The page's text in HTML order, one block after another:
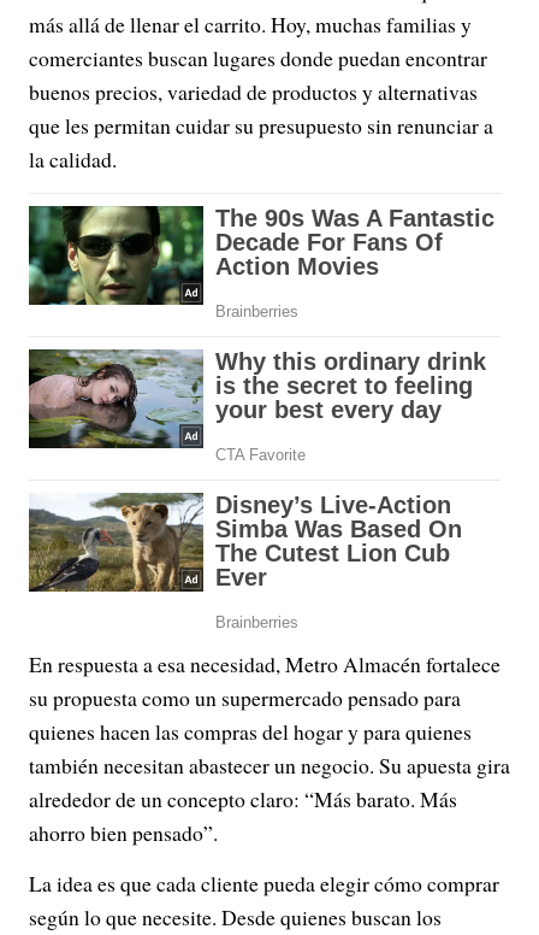
más allá de llenar el carrito. Hoy, muchas familias y
comerciantes buscan lugares donde puedan encontrar
buenos precios, variedad de productos y alternativas
que les permitan cuidar su presupuesto sin renunciar a
la calidad.
En respuesta a esa necesidad, Metro Almacén fortalece
su propuesta como un supermercado pensado para
quienes hacen las compras del hogar y para quienes
también necesitan abastecer un negocio. Su apuesta gira
alrededor de un concepto claro: “Más barato. Más
ahorro bien pensado”.
La idea es que cada cliente pueda elegir cómo comprar
según lo que necesite. Desde quienes buscan los